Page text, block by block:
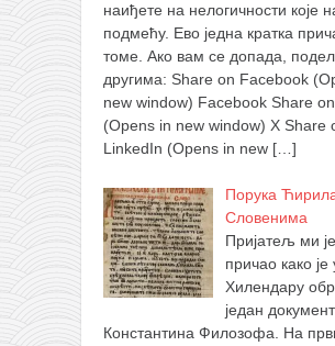
наиђете на нелогичности које
подмећу. Ево једна кратка
томе. Ако вам се допада,
другима: Share on Facebook
new window) Facebook Share
(Opens in new window) X Share
LinkedIn (Opens in new […]
Порука
Словенима
Пријатељ ми је
причао како је
Хилендару
један
Константина Филозофа. На